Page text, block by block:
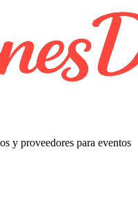
y proveedores para eventos